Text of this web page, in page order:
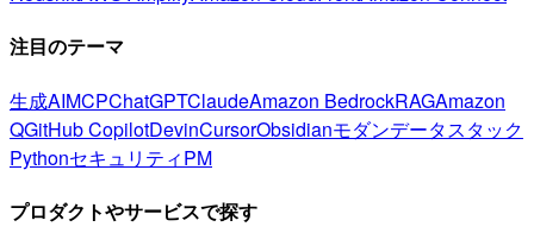
注目のテーマ
生成AIMCPChatGPTClaudeAmazon BedrockRAGAmazon
QGitHub CopilotDevinCursorObsidianモダンデータスタック
PythonセキュリティPM
プロダクトやサービスで探す